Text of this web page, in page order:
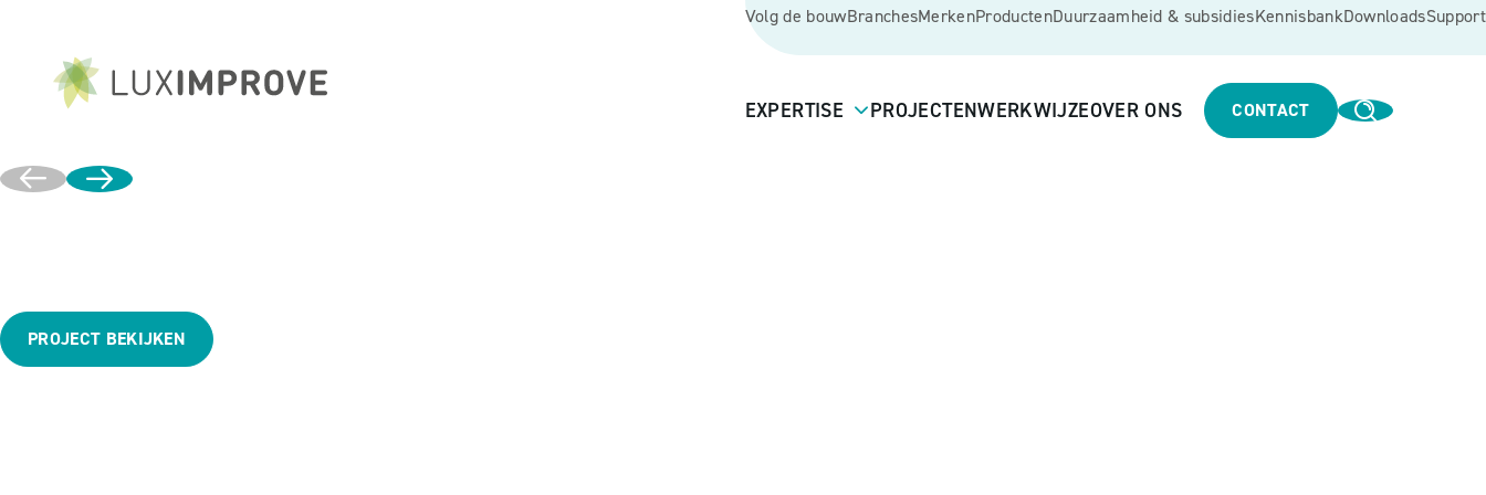
Volg de bouwBranchesMerkenProductenDuurzaamheid & subsidiesKennisbankDownloadsSupport
EXPERTISE PROJECTENWERKWIJZEOVER ONS CONTACT
LÈF Distributiecentrum
PROJECT BEKIJKEN